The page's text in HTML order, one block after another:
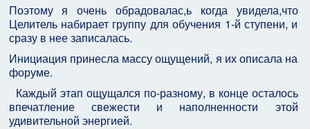
Поэтому я очень обрадовалас,ь когда увидела,что
Целитель набирает группу для обучения 1-й ступени, и
сразу в нее записалась.
Инициация принесла массу ощущений, я их описала на
форуме.
Каждый этап ощущался по-разному, в конце осталось
впечатление свежести и наполненности этой
удивительной энергией.